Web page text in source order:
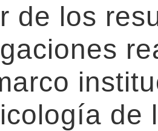
de los
de